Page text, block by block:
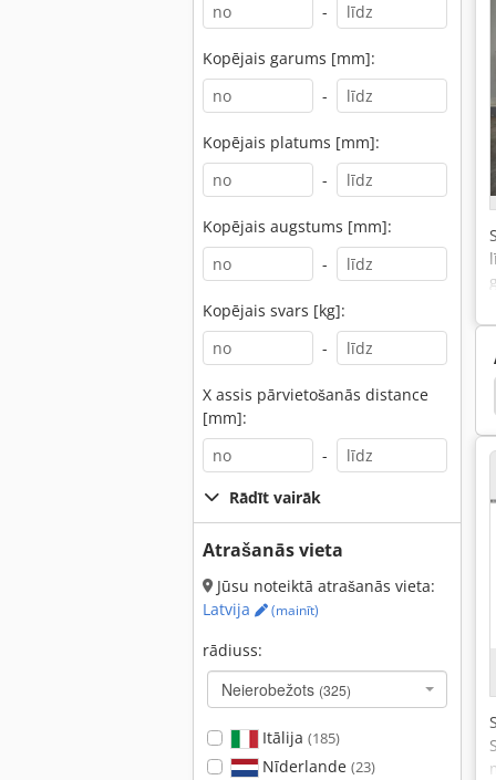
-
Kopējais garums [mm]:
-
Kopējais platums [mm]:
-
Kopējais augstums [mm]:
-
Kopējais svars [kg]:
-
X assis pārvietošanās distance
[mm]:
-
Rādīt vairāk
Atrašanās vieta
Jūsu noteiktā atrašanās vieta:
Latvija
(mainīt)
rādiuss:
Neierobežots (325)
Itālija (185)
Nīderlande (23)
Līmēšanas Holz Her 1410